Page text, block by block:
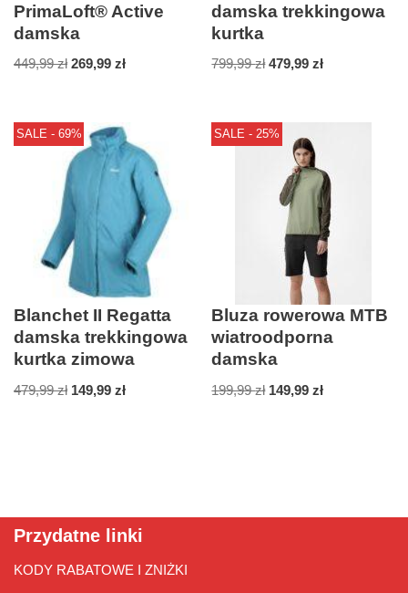
PrimaLoft® Active
damska
449,99zł 269,99 zł
damska trekkingowa
kurtka
799,99zł 479,99zł
SALE - 69%
Blanchet II Regatta
damska trekkingowa
kurtka zimowa
479,99zł 149,99 zł
SALE - 25%
Bluza rowerowa MTB
wiatroodporna
damska
199,99zł 149,99zł
Przydatne linki
KODY RABATOWE I ZNIŻKI